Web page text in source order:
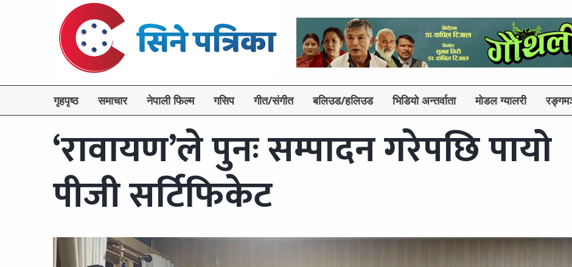
गृहपृष्ठ समाचार नेपाली फिल्म गसिप गीत/संगीत बलिउड/हलिउड भिडियो अन्तर्वाता मोडल ग्यालरी
‘रावायण’ले पुनः सम्पादन गरेपछि पायो
पीजी सर्टिफिकेट